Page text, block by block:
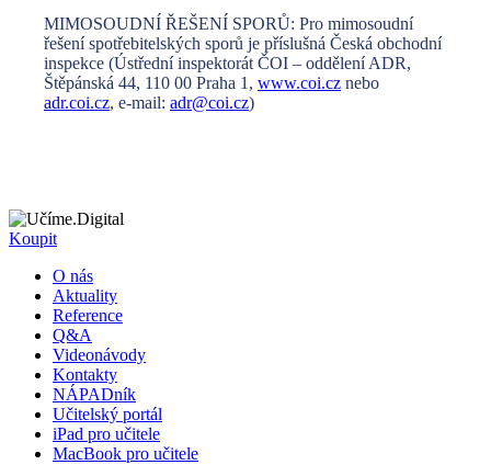
MIMOSOUDNÍ ŘEŠENÍ SPORŮ: Pro mimosoudní
řešení spotřebitelských sporů je příslušná Česká obchodní
inspekce (Ústřední inspektorát ČOI – oddělení ADR,
Štěpánská 44, 110 00 Praha 1, www.coi.cz nebo
adr.coi.cz, e-mail: adr@coi.cz)
Koupit
O nás
Aktuality
Reference
Q&A
Videonávody
Kontakty
NÁPADník
Učitelský portál
iPad pro učitele
MacBook pro učitele